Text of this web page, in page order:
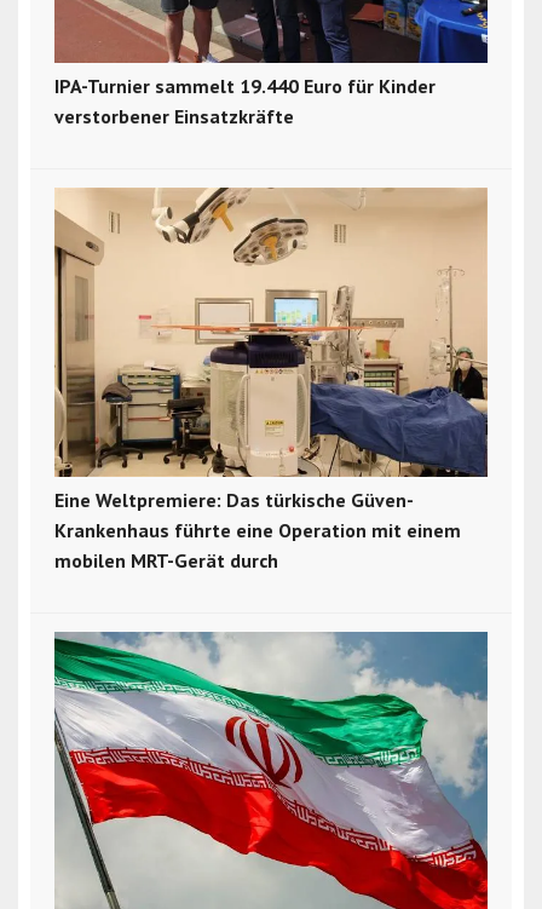
IPA-Turnier sammelt 19.440 Euro für Kinder
verstorbener Einsatzkräfte
Eine Weltpremiere: Das türkische Güven-
Krankenhaus führte eine Operation mit einem
mobilen MRT-Gerät durch